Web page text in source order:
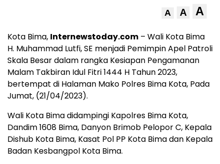
A A A
Kota Bima, Internewstoday.com – Wali Kota Bima
H. Muhammad Lutfi, SE menjadi Pemimpin Apel Patroli
Skala Besar dalam rangka Kesiapan Pengamanan
Malam Takbiran Idul Fitri 1444 H Tahun 2023,
bertempat di Halaman Mako Polres Bima Kota, Pada
Jumat, (21/04/2023).
Wali Kota Bima didampingi Kapolres Bima Kota,
Dandim 1608 Bima, Danyon Brimob Pelopor C, Kepala
Dishub Kota Bima, Kasat Pol PP Kota Bima dan Kepala
Badan Kesbangpol Kota Bima.